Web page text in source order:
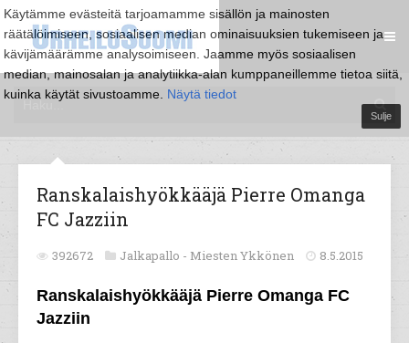
Käytämme evästeitä tarjoamamme sisällön ja mainosten
räätälöimiseen, sosiaalisen median ominaisuuksien tukemiseen ja
kävijämäärämme analysoimiseen. Jaamme myös sosiaalisen
median, mainosalan ja analytiikka-alan kumppaneillemme tietoa siitä,
kuinka käytät sivustoamme. Näytä tiedot
Sulje
Ranskalaishyökkääjä Pierre Omanga
FC Jazziin
392672 Jalkapallo - Miesten Ykkönen 8.5.2015
Ranskalaishyökkääjä Pierre Omanga FC
Jazziin